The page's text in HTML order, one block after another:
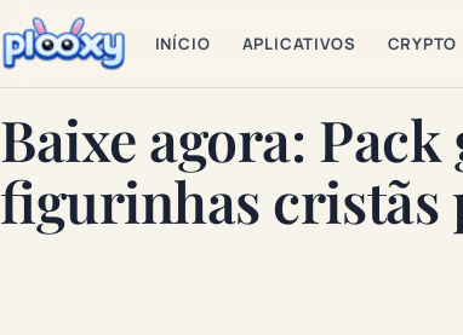
INÍCIO APLICATIVOS CRYPTO
Baixe agora:
figurinhas cristãs